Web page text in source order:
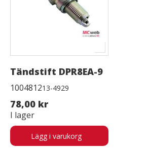
Tändstift DPR8EA-9
100481213-4929
78,00 kr
I lager
Lägg i varukorg